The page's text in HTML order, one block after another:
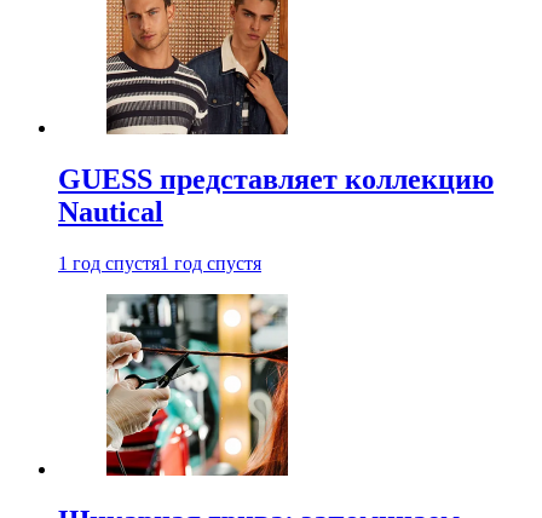
GUESS представляет коллекцию
Nautical
1 год спустя1 год спустя